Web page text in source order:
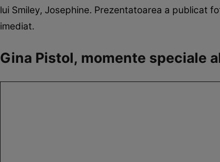
lui Smiley, Josephine. Prezentatoarea a publicat
imediat.
Gina Pistol, momente speciale